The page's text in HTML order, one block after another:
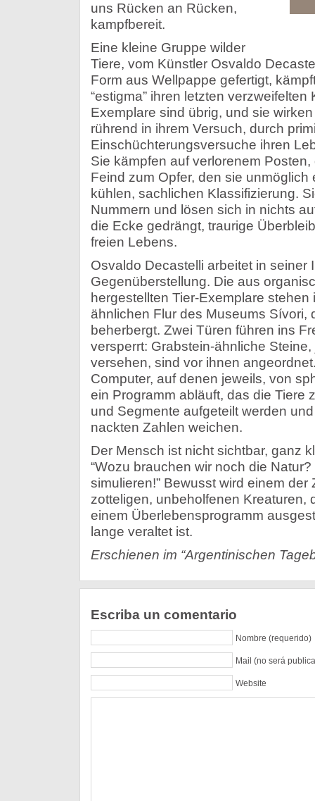
uns Rücken an Rücken,
kampfbereit.
Eine kleine Gruppe wilder
Tiere, vom Künstler Osvaldo
Form aus Wellpappe gefertigt,
“estigma” ihren letzten
Exemplare sind übrig, und sie
rührend in ihrem Versuch, durch
Einschüchterungsversuche ihren
Sie kämpfen auf verlorenem
Feind zum Opfer, den sie
kühlen, sachlichen Klassifizierung.
Nummern und lösen sich in nichts
die Ecke gedrängt, traurige
freien Lebens.
Osvaldo Decastelli arbeitet in seiner
Gegenüberstellung. Die aus
hergestellten Tier-Exemplare
ähnlichen Flur des Museums Sívori,
beherbergt. Zwei Türen führen ins
versperrt: Grabstein-ähnliche
versehen, sind vor ihnen
Computer, auf denen jeweils, von
ein Programm abläuft, das die Tiere
und Segmente aufgeteilt werden
nackten Zahlen weichen.
Der Mensch ist nicht sichtbar, ganz
“Wozu brauchen wir noch die
simulieren!” Bewusst wird einem
zotteligen, unbeholfenen Kreaturen,
einem Überlebensprogramm
lange veraltet ist.
Erschienen im “Argentinischen
Escriba un comentario
Nombre (requerido)
Mail (no será
Website